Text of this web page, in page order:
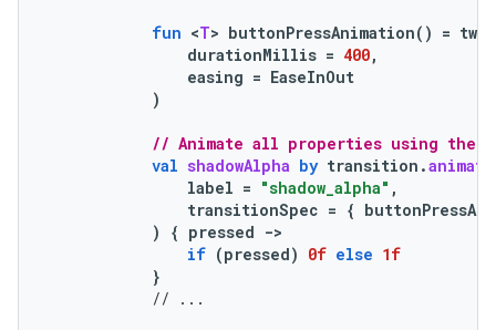
fun <T> buttonPressAnimation() =
durationMillis = 400,
easing = EaseInOut
)
// Animate all properties using the
val shadowAlpha by transition .
label = "shadow_alpha" ,
transitionSpec = {
)
{ pressed ->
if (pressed) 0f else 1f
}
// ...